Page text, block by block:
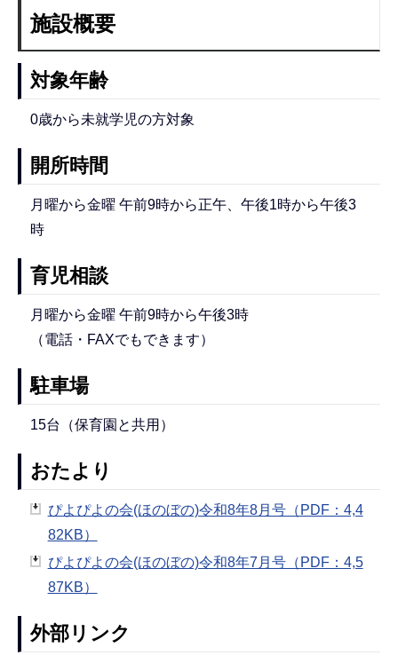
施設概要
対象年齢
0歳から未就学児の方対象
開所時間
月曜から金曜 午前9時から正午、午後1時から午後3
時
育児相談
月曜から金曜 午前9時から午後3時
（電話・FAXでもできます）
駐車場
15台（保育園と共用）
おたより
ぴよぴよの会(ほのぼの)令和8年8月号（PDF：4,4
82KB）
ぴよぴよの会(ほのぼの)令和8年7月号（PDF：4,5
87KB）
外部リンク